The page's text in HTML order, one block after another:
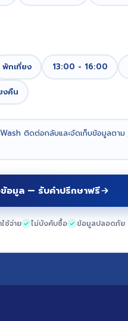
พักเที่ยง 13:00 - 16:00
งคืน
ติดต่อกลับและจัดเก็บข้อมูลตาม
อมูล — รับคำปรึกษาฟรี
ช้จ่าย ไม่บังคับซื้อ ข้อมูลปลอดภัย